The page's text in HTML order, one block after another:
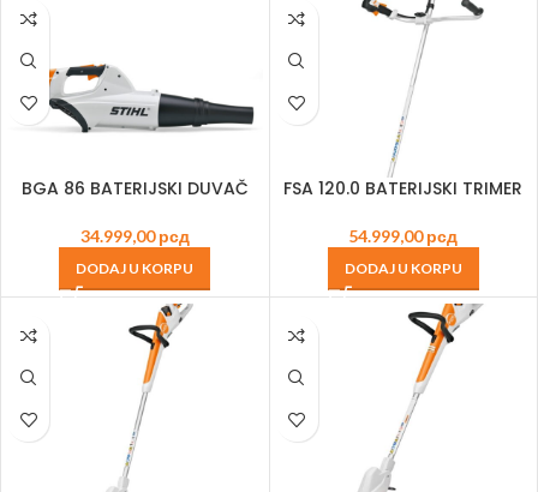
BGA 86 BATERIJSKI DUVAČ
34.999,00рсд
DODAJ U KORPU
FSA 120.0 BATERIJSKI TRIMER
54.999,00рсд
DODAJ U KORPU